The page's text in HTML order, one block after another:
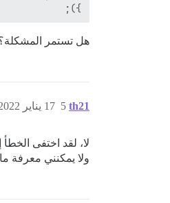
});
هل تستمر
th21 17 يناير 2022، 7:41م 5
لا، لقد اختفى
ولا يمكنني معرفة